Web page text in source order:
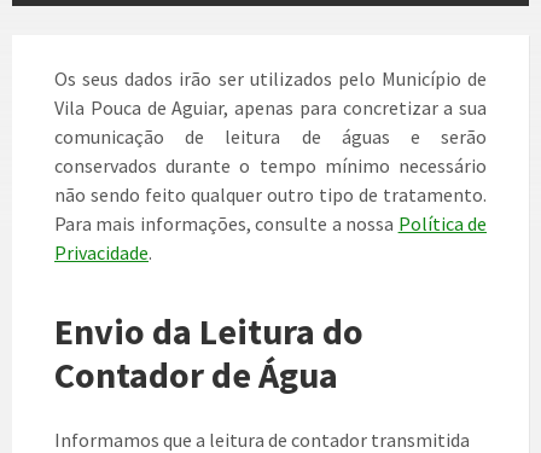
Os seus dados irão ser utilizados pelo Município de
Vila Pouca de Aguiar, apenas para concretizar a sua
comunicação de leitura de águas e serão
conservados durante o tempo mínimo necessário
não sendo feito qualquer outro tipo de tratamento.
Para mais informações, consulte a nossa Política de
Privacidade.
Envio da Leitura do
Contador de Água
Informamos que a leitura de contador transmitida